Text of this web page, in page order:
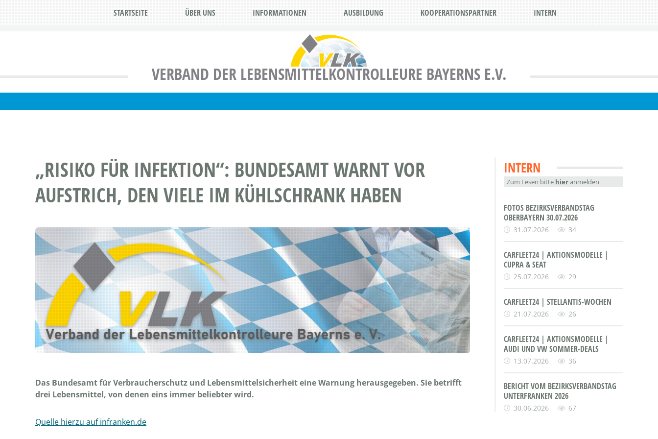
VERBAND DER LEBENSMITTELKONTROLLEURE BAYERNS E.V.
STARTSEITE ÜBER UNS INFORMATIONEN AUSBILDUNG KOOPERATIONSPARTNER INTERN
„RISIKO FÜR INFEKTION“: BUNDESAMT WARNT VOR
AUFSTRICH, DEN VIELE IM KÜHLSCHRANK HABEN
Das Bundesamt für Verbraucherschutz und Lebensmittelsicherheit eine Warnung herausgegeben. Sie betrifft
drei Lebensmittel, von denen eins immer beliebter wird.
Quelle hierzu auf infranken.de
INTERN
Zum Lesen bitte hieranmelden
FOTOS BEZIRKSVERBANDSTAG
OBERBAYERN 30.07.2026
31.07.2026 34
CARFLEET24 | AKTIONSMODELLE |
CUPRA & SEAT
25.07.2026 29
CARFLEET24 | STELLANTIS-WOCHEN
21.07.2026 26
CARFLEET24 | AKTIONSMODELLE |
AUDI UND VW SOMMER-DEALS
13.07.2026 36
BERICHT VOM BEZIRKSVERBANDSTAG
UNTERFRANKEN 2026
30.06.2026 67